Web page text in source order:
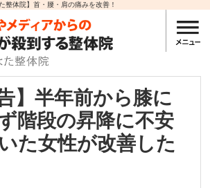
整体院】首・腰・肩の痛みを改善！
】半年前から膝に
階段の昇降に不安
た女性が改善した